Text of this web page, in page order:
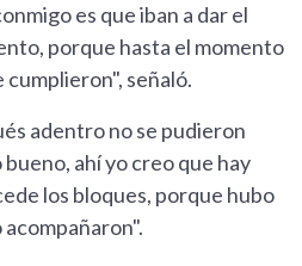
es que iban a dar el
porque hasta el momento
cumplieron", señaló.
adentro no se pudieron
ahí yo creo que hay
los bloques, porque hubo